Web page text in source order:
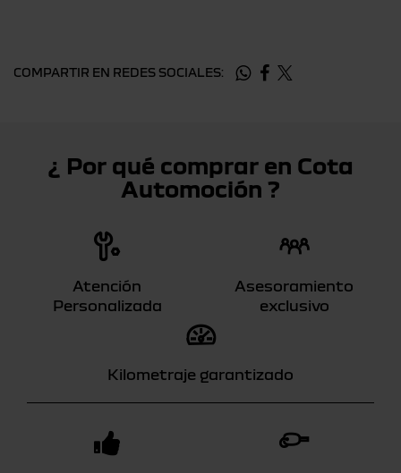
COMPARTIR EN REDES SOCIALES:
¿ Por qué comprar en Cota
Automoción ?
Atención
Personalizada
Asesoramiento
exclusivo
Kilometraje garantizado